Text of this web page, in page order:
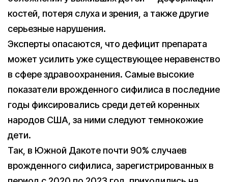
костей, потеря слуха и зрения, а также другие
серьезные нарушения.
Эксперты опасаются, что дефицит препарата
может усилить уже существующее неравенство
в сфере здравоохранения. Самые высокие
показатели врожденного сифилиса в последние
годы фиксировались среди детей коренных
народов США, за ними следуют темнокожие
дети.
Так, в Южной Дакоте почти 90% случаев
врожденного сифилиса, зарегистрированных в